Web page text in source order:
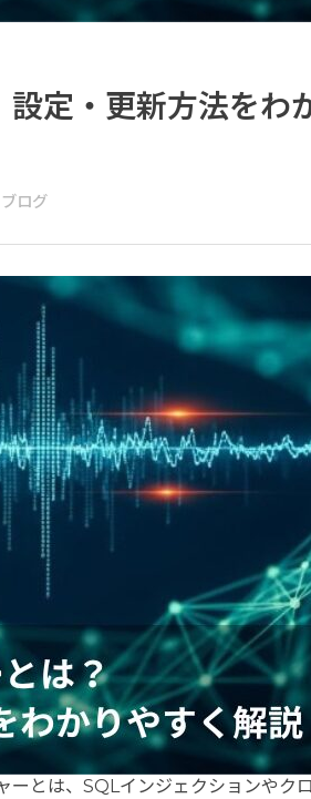
定・更新方法をわ
ブログ
ーとは、SQLインジェクションやク